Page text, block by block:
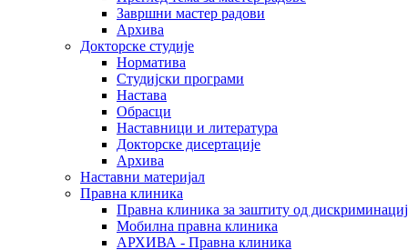
Завршни мастер радови
Архива
Докторске студије
Норматива
Студијски програми
Настава
Обрасци
Наставници и литература
Докторске дисертације
Архива
Наставни материјал
Правна клиника
Правна клиника за заштиту од
Мобилна правна клиника
АРХИВА - Правна клиника